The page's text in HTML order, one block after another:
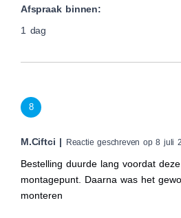
Afspraak binnen:
1 dag
8
M.Ciftci | Reactie geschreven op 8 juli
Bestelling duurde lang voordat
montagepunt. Daarna was het
monteren